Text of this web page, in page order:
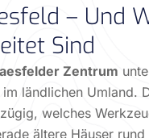
– Und
Sind
Zentrum
ländlichen Umland.
welches
ältere Häuser rund